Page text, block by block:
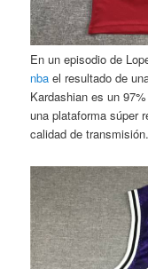
En un episodio de
nba el resultado de
Kardashian es un
una plataforma súper
calidad de transmisión.